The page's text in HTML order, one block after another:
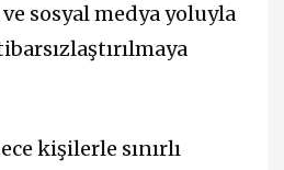
sosyal medya yoluyla
kişilerle sınırlı